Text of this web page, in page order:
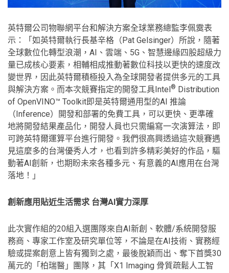
英特爾公司物聯網平台和解決方案全球業務總監李佩霙表
示：「如英特爾執行長基辛格（Pat Gelsinger）所說，隨著
全球數位化轉型浪潮，AI、雲端、5G、智慧邊緣四股超級力
量已成核心要素，相輔相成推動著數位科技以更快的速度改
變世界，因此英特爾積極投入為全球開發者提供多元的工具
與解決方案。而本次競賽指定的開發工具Intel ® Distribution
of OpenVINO™ Toolkit即是英特爾通用型的AI 推論
（Inference）開發和部署的免費工具，可以更快、更準確
地將開發結果產品化，開發人員也只需編寫一次演算法，即
可跨英特爾運算平台進行開發。我們很高興透過這次競賽遇
見這麼多的台灣優秀人才，也看到許多精彩美好的作品，驅
動著AI創新，也期盼未來各種多元、有意義的AI應用在台灣
落地！」
創新應用貼近生活需求 台灣AI 實力深厚
此次實作組的20組入選團隊來自AI新創、軟體/系統開發服
務商、專家工作室及研究單位等，不論是在AI技術、實務經
驗或提案創意上皆有獨到之處，最後脫穎而出、奪下首獎30
萬元的「柏瑞醫」團隊，其「X1 Imaging 骨質疏鬆人工智